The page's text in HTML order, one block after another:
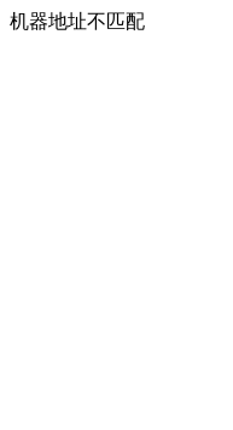
机器地址不匹配